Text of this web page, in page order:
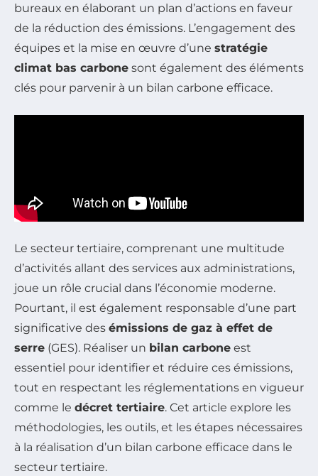
bureaux en élaborant un plan d’actions en faveur
de la réduction des émissions. L’engagement des
équipes et la mise en œuvre d’une stratégie
climat bas carbone sont également des éléments
clés pour parvenir à un bilan carbone efficace.
Le secteur tertiaire, comprenant une multitude
d’activités allant des services aux administrations,
joue un rôle crucial dans l’économie moderne.
Pourtant, il est également responsable d’une part
significative des émissions de gaz à effet de
serre (GES). Réaliser un bilan carbone est
essentiel pour identifier et réduire ces émissions,
tout en respectant les réglementations en vigueur
comme le décret tertiaire. Cet article explore les
méthodologies, les outils, et les étapes nécessaires
à la réalisation d’un bilan carbone efficace dans le
secteur tertiaire.